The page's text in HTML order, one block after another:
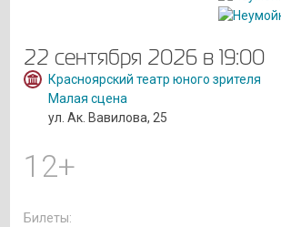
22 сентября 2026 в 19:00
Красноярский театр юного зрителя
Малая сцена
ул. Ак. Вавилова, 25
12+
Билеты: